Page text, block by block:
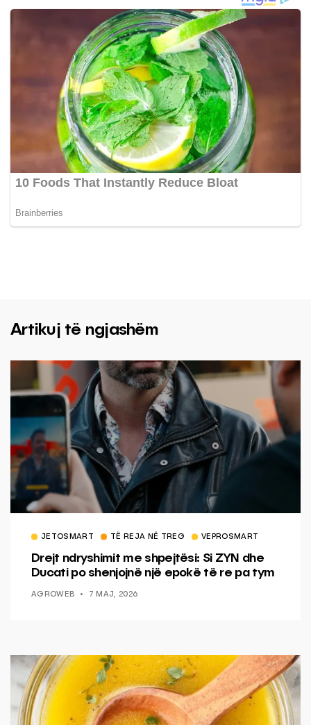
Artikuj të ngjashëm
JETOSMART TË REJA NË TREG VEPROSMART
Drejt ndryshimit me shpejtësi: Si ZYN dhe
Ducati po shenjojnë një epokë të re pa tym
AGROWEB 7 MAJ, 2026